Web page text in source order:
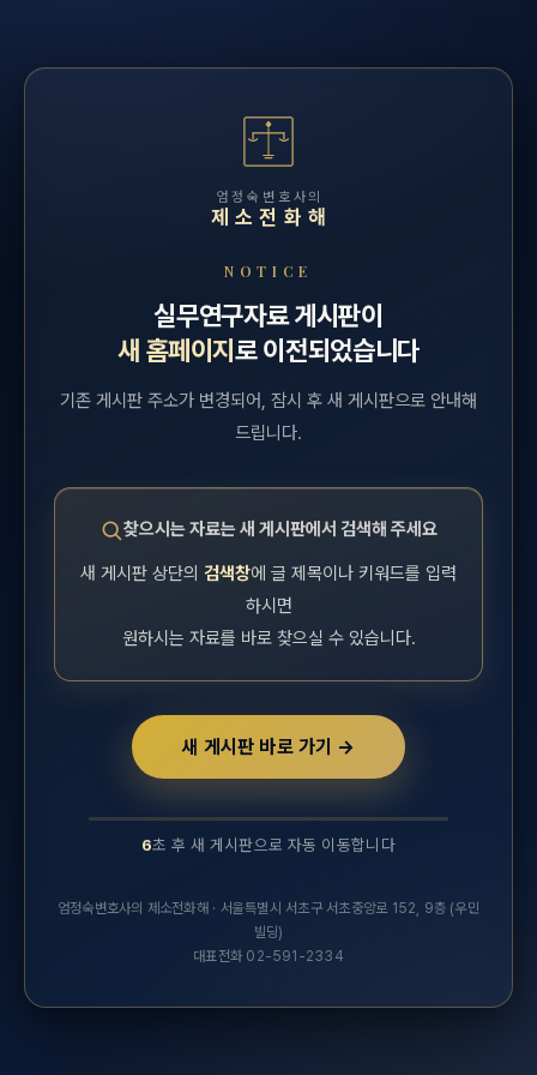
엄정숙변호사의
제소전화해
NOTICE
실무연구자료 게시판이
새 홈페이지 로 이전되었습니다
기존 게시판 주소가 변경되어, 잠시 후 새 게시판으로 안내해
드립니다.
찾으시는 자료는 새 게시판에서 검색해 주세요
새 게시판 상단의 검색창에 글 제목이나 키워드를 입력
하시면
원하시는 자료를 바로 찾으실 수 있습니다.
새 게시판 바로 가기 →
6초 후 새 게시판으로 자동 이동합니다
엄정숙변호사의 제소전화해 · 서울특별시 서초구 서초중앙로 152, 9층 (우민
빌딩)
대표전화 02-591-2334